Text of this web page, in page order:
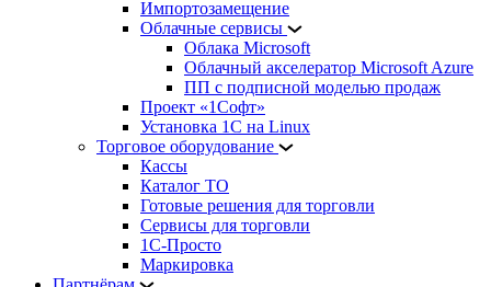
Импортозамещение
Облачные сервисы
Облака Microsoft
Облачный акселератор Microsoft Azure
ПП с подписной моделью продаж
Проект «1Софт»
Установка 1С на Linux
Торговое оборудование
Кассы
Каталог ТО
Готовые решения для торговли
Сервисы для торговли
1С-Просто
Маркировка